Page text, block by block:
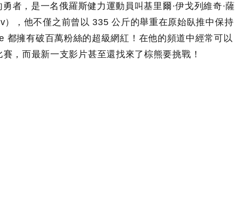
者，是一名俄羅斯健力運動員叫基里爾·伊戈列維奇·薩
，他不僅之前曾以 335 公斤的舉重在原始臥推中保持
都擁有破百萬粉絲的超級網紅！在他的頻道中經常可以
，而最新一支影片甚至還找來了棕熊要挑戰！